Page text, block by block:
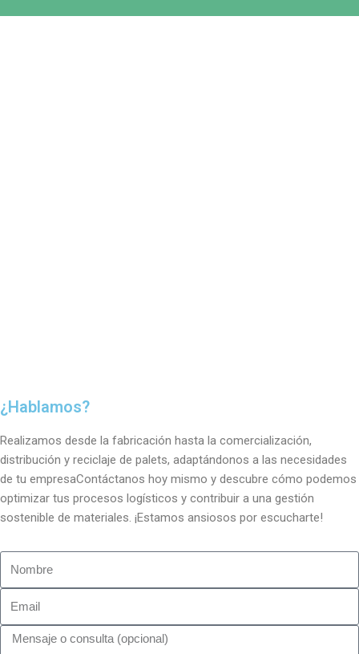
¿Hablamos?
Realizamos desde la fabricación hasta la comercialización,
distribución y reciclaje de palets, adaptándonos a las necesidades
de tu empresaContáctanos hoy mismo y descubre cómo podemos
optimizar tus procesos logísticos y contribuir a una gestión
sostenible de materiales. ¡Estamos ansiosos por escucharte!